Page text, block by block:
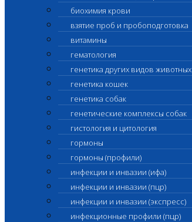
биохимия крови
взятие проб и пробоподготовка
витамины
гематология
генетика других видов животных
генетика кошек
генетика собак
генетические комплексы собак
гистология и цитология
гормоны
гормоны (профили)
инфекции и инвазии (ифа)
инфекции и инвазии (пцр)
инфекции и инвазии (экспресс)
инфекционные профили (пцр)